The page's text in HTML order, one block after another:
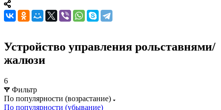
Устройство управления рольставнями/
жалюзи
6
Фильтр
По популярности (возрастание)
По популярности (убывание)